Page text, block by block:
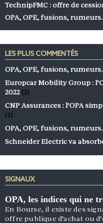
TechnipFMC : offre de
OPA, OPE, fusions,
LES PLUS COMMENTÉS
OPA, OPE, fusions,
Europcar Mobility Group :
2022 (2)
CNP Assurances : l’OPA
(1)
OPA, OPE, fusions,
Schneider Electric va
SIGNAUX
OPA, les indices qui ne
En Bourse, il existe des
offre publique d’achat ou